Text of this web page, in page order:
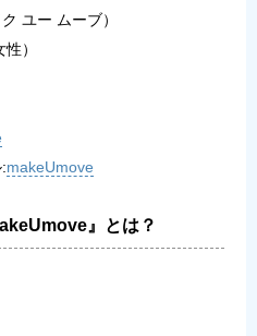
ユー ムーブ）
）
makeUmove
』とは？